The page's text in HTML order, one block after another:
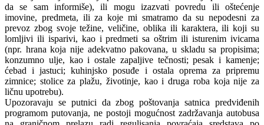
da se sam informiše), ili mogu izazvati povredu ili oštećenje
imovine, predmeta, ili za koje mi smatramo da su nepodesni za
prevoz zbog svoje težine, veličine, oblika ili karaktera, ili koji su
lomljivi ili isparivi, kao i predmeti sa oštrim ili isturenim ivicama
(npr. hrana koja nije adekvatno pakovana, u skladu sa propisima;
konzumno ulje, kao i ostale zapaljive tečnosti; pesak i kamenje;
ćebad i jastuci; kuhinjsko posuđe i ostala oprema za pripremu
zimnice; stolice za plažu, životinje, kao i druga roba koja nije za
ličnu upotrebu).
Upozoravaju se putnici da zbog poštovanja satnica predviđenih
programom putovanja, ne postoji mogućnost zadržavanja autobusa